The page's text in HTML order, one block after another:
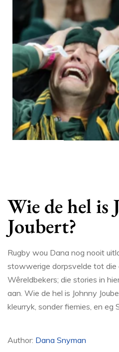
Wie de hel is
Joubert?
Rugby wou Dana nog nooit
stowwerige dorpsvelde tot die
Wêreldbekers; die stories in
aan. Wie de hel is Johnny
kleurryk, sonder fiemies, en eg
Author: Dana Snyman